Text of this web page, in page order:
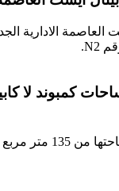
العاصمة الادارية
كمبوند لا
شقق سكنية تبدأ